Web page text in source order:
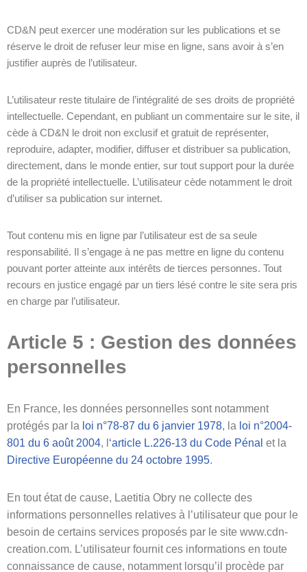
CD&N peut exercer une modération sur les publications et se
réserve le droit de refuser leur mise en ligne, sans avoir à s’en
justifier auprès de l’utilisateur.
L’utilisateur reste titulaire de l’intégralité de ses droits de propriété
intellectuelle. Cependant, en publiant un commentaire sur le site, il
cède à CD&N le droit non exclusif et gratuit de représenter,
reproduire, adapter, modifier, diffuser et distribuer sa publication,
directement, dans le monde entier, sur tout support pour la durée
de la propriété intellectuelle. L’utilisateur cède notamment le droit
d’utiliser sa publication sur internet.
Tout contenu mis en ligne par l’utilisateur est de sa seule
responsabilité. Il s’engage à ne pas mettre en ligne du contenu
pouvant porter atteinte aux intérêts de tierces personnes. Tout
recours en justice engagé par un tiers lésé contre le site sera pris
en charge par l’utilisateur.
Article 5 : Gestion des données
personnelles
En France, les données personnelles sont notamment
protégés par la loi n°78-87 du 6 janvier 1978, la loi n°2004-
801 du 6 août 2004, l ‘article L.226-13 du Code Pénal et la
Directive Européenne du 24 octobre 1995.
En tout état de cause, Laetitia Obry ne collecte des
informations personnelles relatives à l’utilisateur que pour le
besoin de certains services proposés par le site www.cdn-
creation.com. L’utilisateur fournit ces informations en toute
connaissance de cause, notamment lorsqu’il procède par